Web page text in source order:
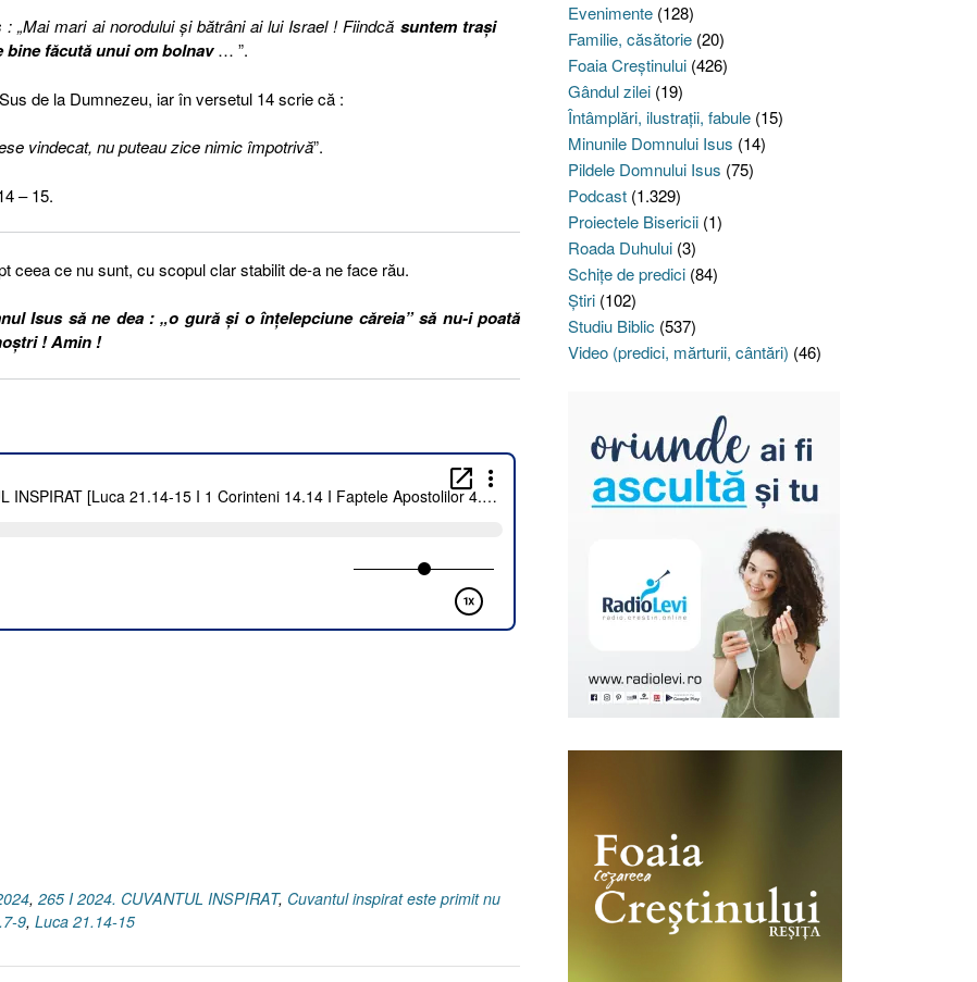
„Mai mari ai norodului şi bătrâni ai lui Israel ! Fiindcă suntem traşi
bine făcută unui om bolnav… ”.
de la Dumnezeu, iar în versetul 14 scrie că :
vindecat, nu puteau zice nimic împotrivă”.
– 15.
ceea ce nu sunt, cu scopul clar stabilit de-a ne face rău.
Isus să ne dea : „o gură şi o înţelepciune căreia” să nu-i poată
! Amin !
, 265 I 2024. CUVANTUL INSPIRAT, Cuvantul inspirat este primit nu
9, Luca 21.14-15
Evenimente(128)
Familie, căsătorie(20)
Foaia Creştinului(426)
Gândul zilei(19)
Întâmplări, ilustraţii, fabule(15)
Minunile Domnului Isus (14)
Pildele Domnului Isus (75)
Podcast(1.329)
Proiectele Bisericii(1)
Roada Duhului(3)
Schiţe de predici(84)
Ştiri(102)
Studiu Biblic (537)
Video (predici, mărturii, cântări) (46)